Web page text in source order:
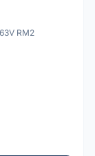
RM2